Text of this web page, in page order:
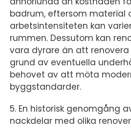
badrum, eftersom material
arbetsintensiteten kan
rummen. Dessutom kan
vara dyrare än att
grund av eventuella
behovet av att möta
byggstandarder.
5. En historisk genomgång
nackdelar med olika